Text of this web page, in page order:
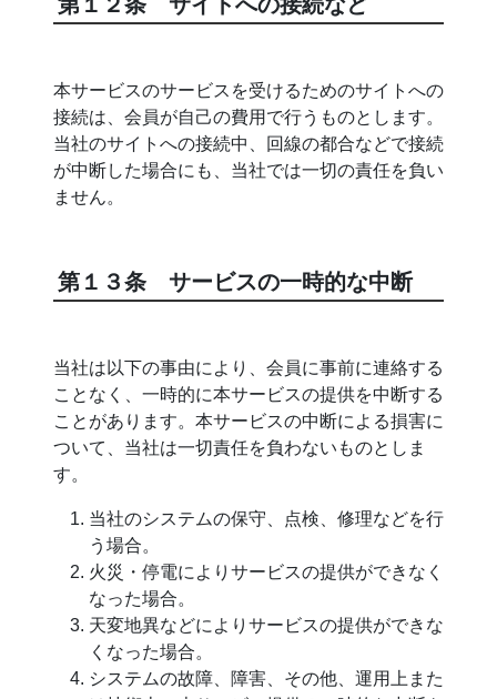
本サービスのサービスを受けるためのサイトへの
接続は、会員が自己の費用で行うものとします。
当社のサイトへの接続中、回線の都合などで接続
が中断した場合にも、当社では一切の責任を負い
ません。
第１３条 サービスの一時的な中断
当社は以下の事由により、会員に事前に連絡する
ことなく、一時的に本サービスの提供を中断する
ことがあります。本サービスの中断による損害に
ついて、当社は一切責任を負わないものとしま
す。
当社のシステムの保守、点検、修理などを行
う場合。
火災・停電によりサービスの提供ができなく
なった場合。
天変地異などによりサービスの提供ができな
くなった場合。
システムの故障、障害、その他、運用上また